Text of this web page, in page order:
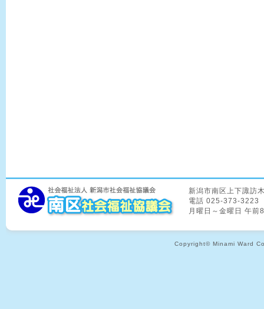
新潟市南区上下諏訪
電話 025-373-3223
月曜日～金曜日 午
Copyright© Minami Ward